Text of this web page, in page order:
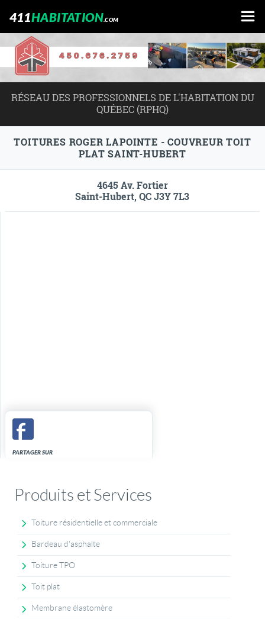
411HABITATION.COM
RÉSEAU DES PROFESSIONNELS DE L'HABITATION DU
QUÉBEC (RPHQ)
TOITURES ROGER LAPOINTE - COUVREUR TOIT
PLAT SAINT-HUBERT
4645 Av. Fortier
Saint-Hubert, QC J3Y 7L3
PARTAGER SUR
Produits et Services
Toiture résidentielle et commerciale
Bardeau d'asphalte
Toiture TPO
Toit plat
Membrane élastomère